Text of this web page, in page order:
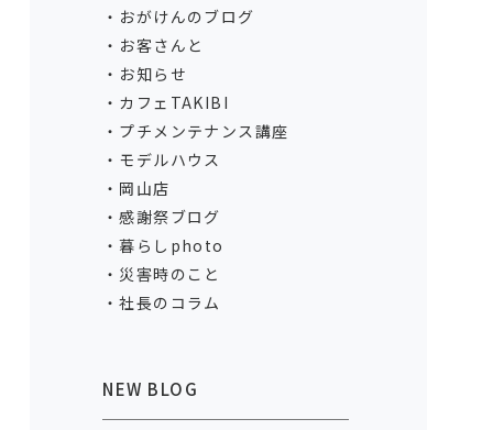
おがけんのブログ
お客さんと
お知らせ
カフェTAKIBI
プチメンテナンス講座
モデルハウス
岡山店
感謝祭ブログ
暮らしphoto
災害時のこと
社長のコラム
NEW BLOG